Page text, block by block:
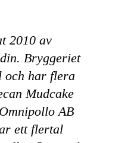
2010 av
Bryggeriet
och har flera
Mudcake
AB
ett flertal